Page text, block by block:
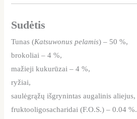
Sudėtis
Tunas (Katsuwonus pelamis) – 50 %,
brokoliai – 4 %,
mažieji kukurūzai – 4 %,
ryžiai,
saulėgrąžų išgrynintas augalinis aliejus,
fruktooligosacharidai (F.O.S.) – 0.04 %.